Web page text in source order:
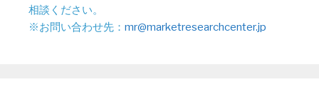
相談ください。
※お問い合わせ先： mr@marketresearchcenter.jp